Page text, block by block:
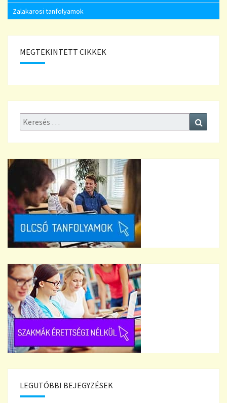
Zalakarosi tanfolyamok
MEGTEKINTETT CIKKEK
Keresés:
LEGUTÓBBI BEJEGYZÉSEK